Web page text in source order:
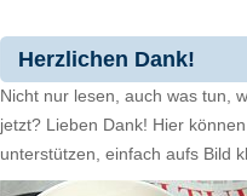
Herzlichen Dank!
Nicht nur lesen, auch was tun,
jetzt? Lieben Dank! Hier
unterstützen, einfach aufs Bild